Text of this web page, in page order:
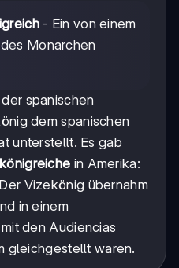
- Ein von einem
Monarchen
spanischen
dem spanischen
unterstellt. Es gab
in Amerika:
Vizekönig übernahm
in einem
den Audiencias
gleichgestellt waren.